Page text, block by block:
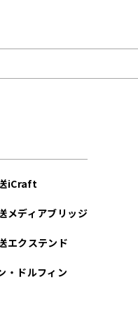
iCraft
メディアブリッジ
エクステンド
・ドルフィン